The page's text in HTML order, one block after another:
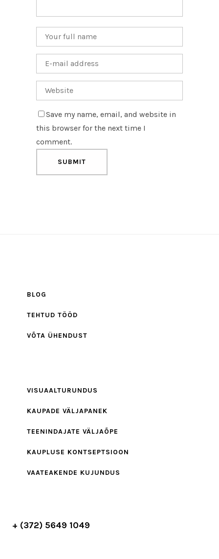
Save my name, email, and website in
this browser for the next time I
comment.
BLOG
TEHTUD TÖÖD
VÕTA ÜHENDUST
VISUAALTURUNDUS
KAUPADE VÄLJAPANEK
TEENINDAJATE VÄLJAÕPE
KAUPLUSE KONTSEPTSIOON
VAATEAKENDE KUJUNDUS
+ (372) 5649 1049